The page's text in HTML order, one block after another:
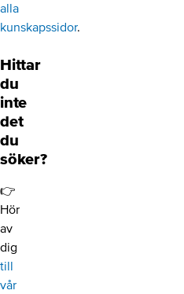
alla
kunskapssidor.
Hittar
du
inte
det
du
söker?
👉
Hör
av
dig
till
vår